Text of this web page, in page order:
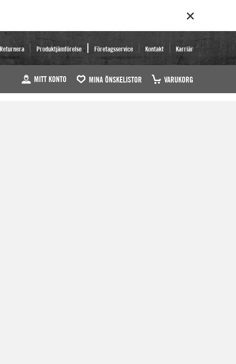
Produktjämförelse Företagsservice Kontakt Karriär
MITT KONTO MINA ÖNSKELISTOR VARUKORG